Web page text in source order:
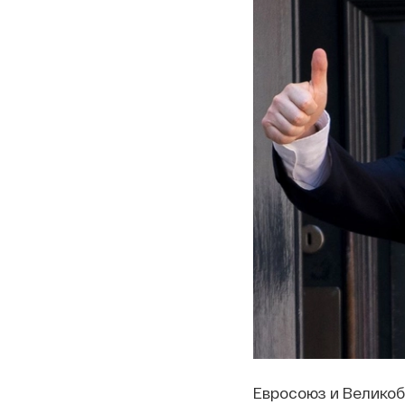
Евросоюз и